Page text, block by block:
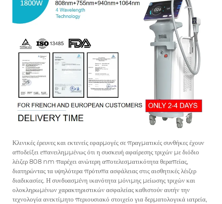
Κλινικές έρευνες και εκτενείς εφαρμογές σε πραγματικές συνθήκες έχουν
αποδείξει επανειλημμένως ότι η συσκευή αφαίρεσης τριχών με διόδιο
λέιζερ 808 nm παρέχει ανώτερη αποτελεσματικότητα θεραπείας,
διατηρώντας τα υψηλότερα πρότυπα ασφάλειας στις αισθητικές λέιζερ
διαδικασίες. Η συνδυασμένη ικανότητα μόνιμης μείωσης τριχών και
ολοκληρωμένων χαρακτηριστικών ασφαλείας καθιστούν αυτήν την
τεχνολογία ανεκτίμητο περιουσιακό στοιχείο για δερματολογικά ιατρεία,